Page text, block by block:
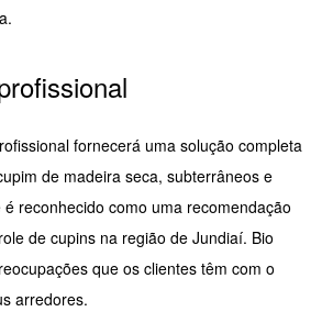
fornecerá uma solução completa
de madeira seca, subterrâneos e
reconhecido como uma recomendação
de cupins na região de Jundiaí. Bio
que os clientes têm com o
arredores.